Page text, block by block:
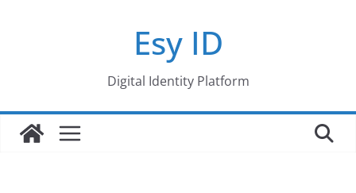
Esy ID
Digital Identity Platform